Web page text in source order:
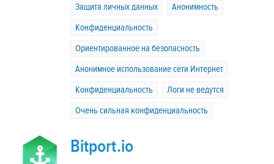
Защита личных данных
Анонимность
Конфиденциальность
Ориентированное на безопасность
Анонимное использование сети Интернет
Конфиденциальность
Логи не ведутся
Очень сильная конфиденциальность
Bitport.io